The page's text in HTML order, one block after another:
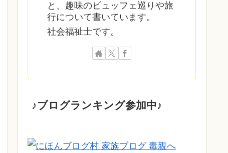
と、趣味のビュッフェ巡りや旅
行について書いています。
社会福祉士です。
♪ブログランキング参加中♪